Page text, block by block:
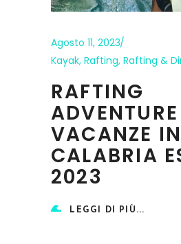
Agosto 11, 2023
Kayak, Rafting, Rafting &
RAFTING
VACANZE IN
CALABRIA
2023
LEGGI DI PIÙ...